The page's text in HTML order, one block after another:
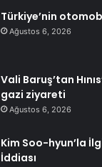
Türkiye’nin
Ağustos 6, 2026
Vali Baruş’tan
gazi ziyareti
Ağustos 6, 2026
Kim Soo-hyun’la
İddiası